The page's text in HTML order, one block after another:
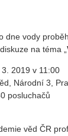
dne vody
na téma „
2019 v 11:00
Národní 3,
posluchačů
věd ČR